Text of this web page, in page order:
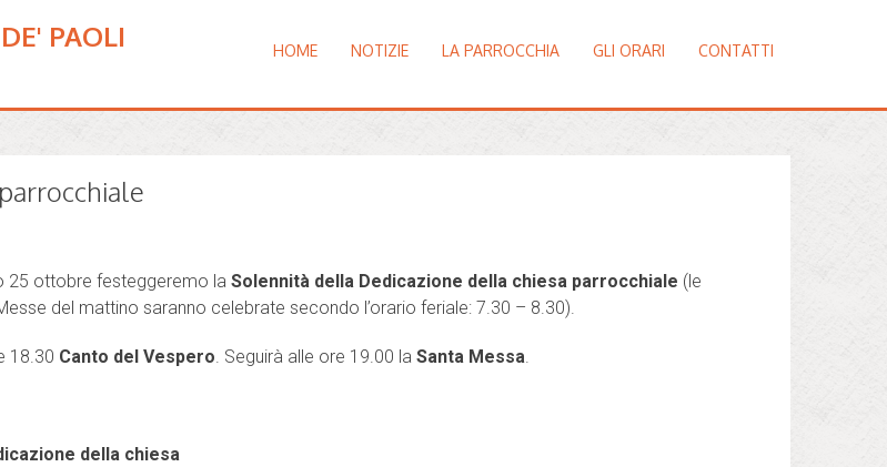
PAOLI HOME NOTIZIE LA PARROCCHIA GLI ORARI CONTATTI
25 ottobre festeggeremo la Solennità della Dedicazione della chiesa parrocchiale (le
del mattino saranno celebrate secondo l’orario feriale: 7.30 – 8.30).
18.30 Canto del Vespero. Seguirà alle ore 19.00 la Santa Messa.
della chiesa